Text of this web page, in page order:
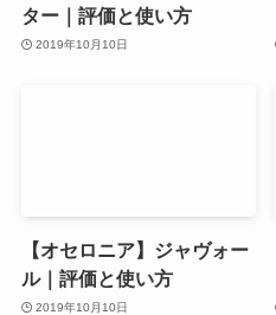
ター｜評価と使い方
2019年10月10日
【オセロニア】ジャヴォー
ル｜評価と使い方
2019年10月10日